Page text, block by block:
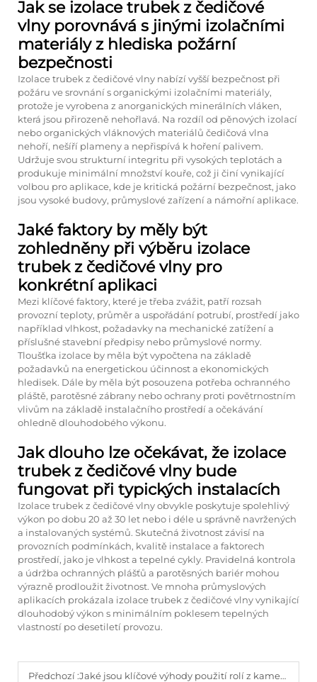
Jak se izolace trubek z čedičové
vlny porovnává s jinými izolačními
materiály z hlediska požární
bezpečnosti
Izolace trubek z čedičové vlny nabízí vyšší bezpečnost při
požáru ve srovnání s organickými izolačními materiály,
protože je vyrobena z anorganických minerálních vláken,
která jsou přirozeně nehořlavá. Na rozdíl od pěnových izolací
nebo organických vláknových materiálů čedičová vlna
nehoří, nešíří plameny a nepřispívá k hoření palivem.
Udržuje svou strukturní integritu při vysokých teplotách a
produkuje minimální množství kouře, což ji činí vynikající
volbou pro aplikace, kde je kritická požární bezpečnost, jako
jsou vysoké budovy, průmyslové zařízení a námořní aplikace.
Jaké faktory by měly být
zohledněny při výběru izolace
trubek z čedičové vlny pro
konkrétní aplikaci
Mezi klíčové faktory, které je třeba zvážit, patří rozsah
provozní teploty, průměr a uspořádání potrubí, prostředí jako
například vlhkost, požadavky na mechanické zatížení a
příslušné stavební předpisy nebo průmyslové normy.
Tloušťka izolace by měla být vypočtena na základě
požadavků na energetickou účinnost a ekonomických
hledisek. Dále by měla být posouzena potřeba ochranného
pláště, parotěsné zábrany nebo ochrany proti povětrnostním
vlivům na základě instalačního prostředí a očekávání
ohledně dlouhodobého výkonu.
Jak dlouho lze očekávat, že izolace
trubek z čedičové vlny bude
fungovat při typických instalacích
Izolace trubek z čedičové vlny obvykle poskytuje spolehlivý
výkon po dobu 20 až 30 let nebo i déle u správně navržených
a instalovaných systémů. Skutečná životnost závisí na
provozních podmínkách, kvalitě instalace a faktorech
prostředí, jako je vlhkost a tepelné cykly. Pravidelná kontrola
a údržba ochranných plášťů a parotěsných bariér mohou
výrazně prodloužit životnost. Ve mnoha průmyslových
aplikacích prokázala izolace trubek z čedičové vlny vynikající
dlouhodobý výkon s minimálním poklesem tepelných
vlastností po desetiletí provozu.
Předchozí :Jaké jsou klíčové výhody použití rolí z kamenné izolace?